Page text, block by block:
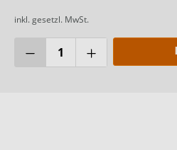
inkl. gesetzl. MwSt.